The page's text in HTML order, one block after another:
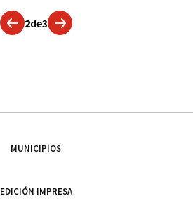
2de3
MUNICIPIOS
EDICIÓN IMPRESA